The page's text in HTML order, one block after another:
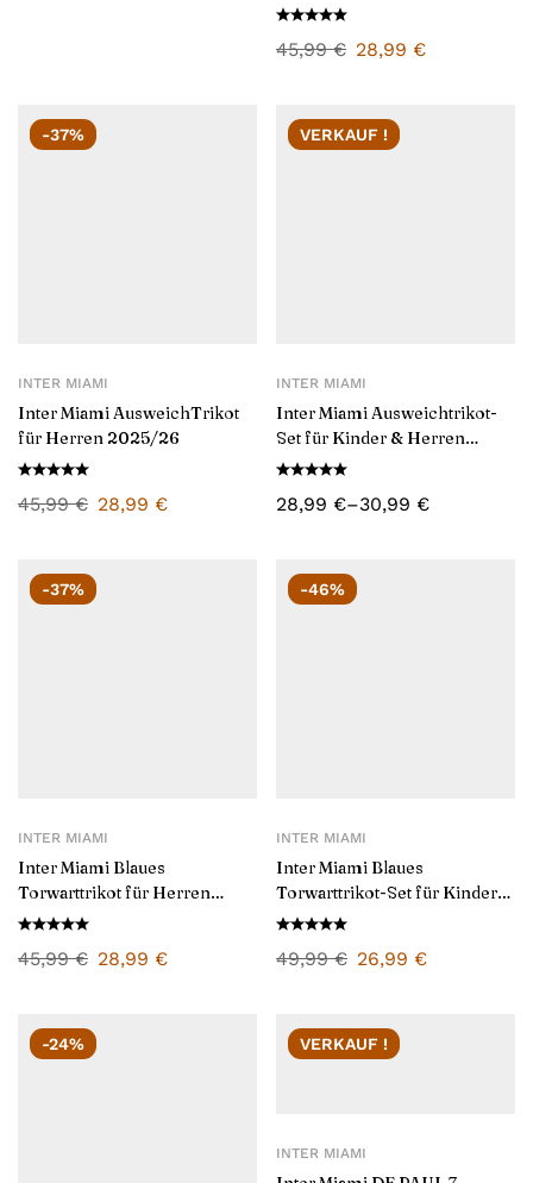
45,99€ 28,99 €
-37%
INTER MIAMI
Inter Miami AusweichTrikot
für Herren 2025/26
45,99€ 28,99 €
VERKAUF !
INTER MIAMI
Inter Miami Ausweichtrikot-
Set für Kinder & Herren
2025/26
28,99 €–30,99 €
-37%
INTER MIAMI
Inter Miami Blaues
Torwarttrikot für Herren
2025/26
45,99€ 28,99 €
-46%
INTER MIAMI
Inter Miami Blaues
Torwarttrikot-Set für Kinder
2025/26
49,99€ 26,99 €
-24% VERKAUF !
INTER MIAMI